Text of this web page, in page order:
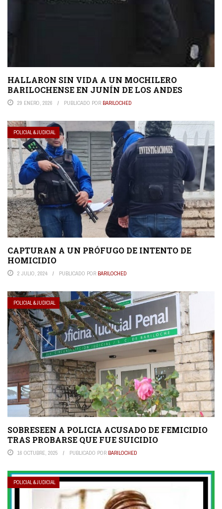
HALLARON SIN VIDA A UN MOCHILERO
BARILOCHENSE EN JUNÍN DE LOS ANDES
29 ENERO, 2026 PUBLICADO POR BARILOCHED
POLICIAL & JUDICIAL
CAPTURAN A UN PRÓFUGO DE INTENTO DE
HOMICIDIO
2 JULIO, 2024 PUBLICADO POR BARILOCHED
POLICIAL & JUDICIAL
SOBRESEEN A POLICIA ACUSADO DE FEMICIDIO
TRAS PROBARSE QUE FUE SUICIDIO
16 OCTUBRE, 2025 PUBLICADO POR BARILOCHED
POLICIAL & JUDICIAL